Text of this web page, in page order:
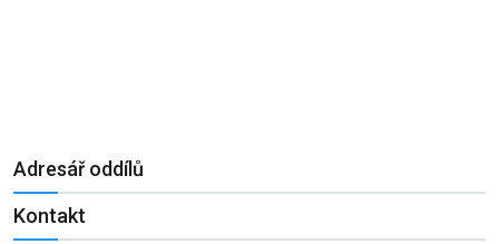
Adresář oddílů
Kontakt